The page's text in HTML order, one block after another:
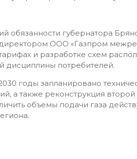
губернатора
ООО «Газпром
и разработке схем
дисциплины потребителей.
годы запланировано
а также реконструкция
объемы подачи газа